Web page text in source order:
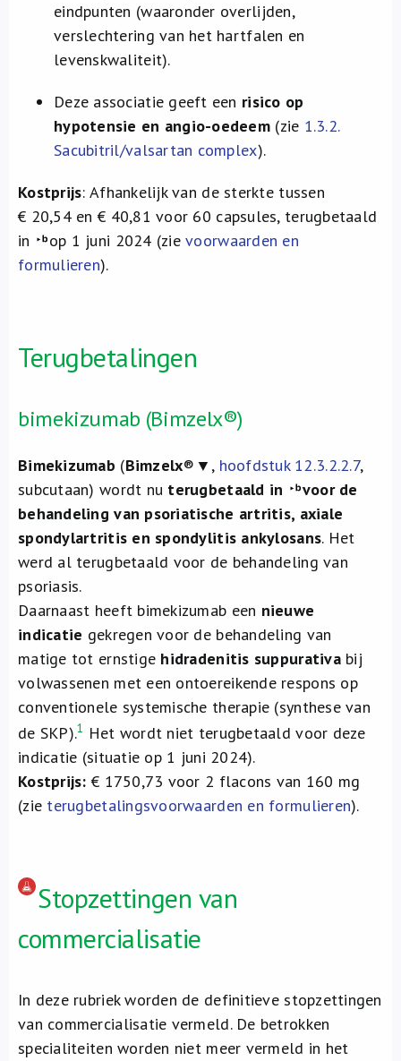
eindpunten (waaronder overlijden,
verslechtering van het hartfalen en
levenskwaliteit).
Deze associatie geeft een risico op
hypotensie en angio-oedeem (zie 1.3.2.
Sacubitril/valsartan complex).
Kostprijs: Afhankelijk van de sterkte tussen
€ 20,54 en € 40,81 voor 60 capsules, terugbetaald
in
op 1 juni 2024 (zievoorwaarden en
formulieren).
Terugbetalingen
bimekizumab (Bimzelx®)
Bimekizumab (Bimzelx®▼, hoofdstuk 12.3.2.2.7,
subcutaan) wordt nu terugbetaald in
voor de
behandeling van psoriatische artritis, axiale
spondylartritis en spondylitis ankylosans. Het
werd al terugbetaald voor de behandeling van
psoriasis.
Daarnaast heeft bimekizumab een nieuwe
indicatie gekregen voor de behandeling van
matige tot ernstige hidradenitis suppurativabij
volwassenen met een ontoereikende respons op
conventionele systemische therapie (synthese van
de SKP).1 Het wordt niet terugbetaald voor deze
indicatie (situatie op 1 juni 2024).
Kostprijs:€ 1750,73 voor 2 flacons van 160 mg
(zie terugbetalingsvoorwaarden en formulieren).
Stopzettingen van
commercialisatie
In deze rubriek worden de definitieve stopzettingen
van commercialisatie vermeld. De betrokken
specialiteiten worden niet meer vermeld in het